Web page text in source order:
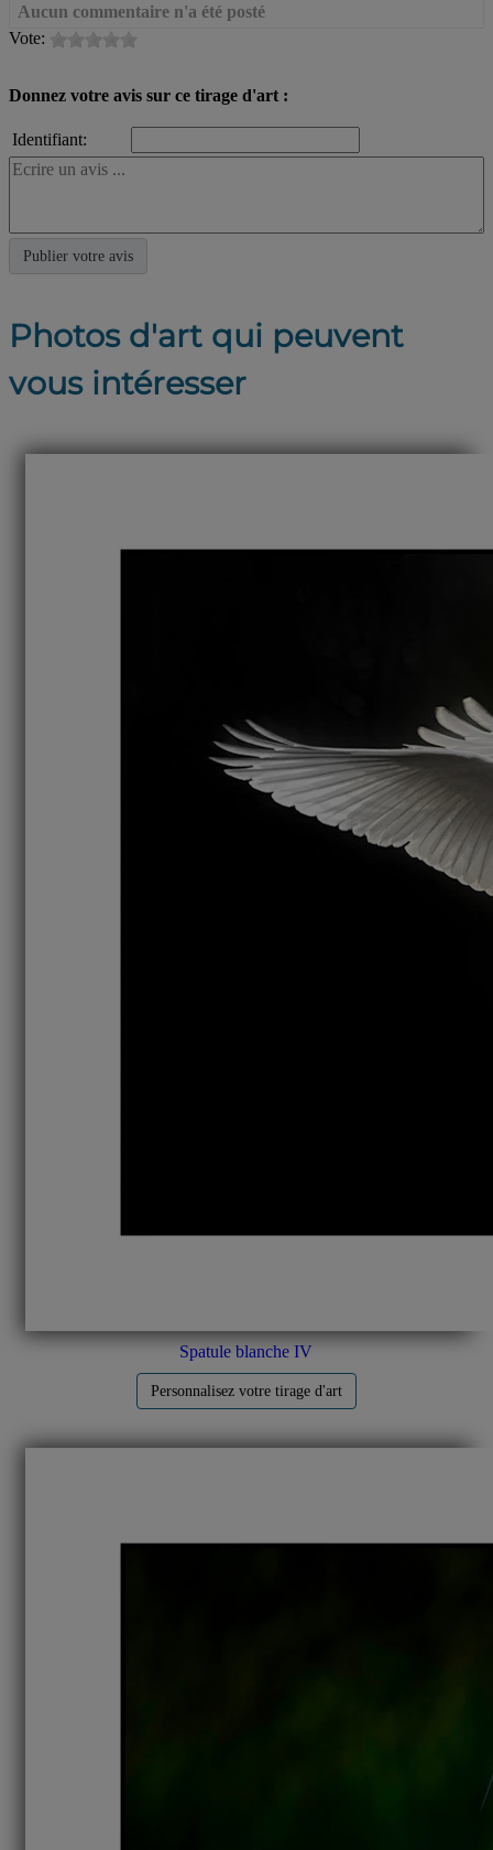
Aucun commentaire n'a été posté
Vote:
Donnez votre avis sur ce tirage d'art :
Identifiant:
Photos d'art qui peuvent
vous intéresser
Spatule blanche IV
Personnalisez votre tirage d'art